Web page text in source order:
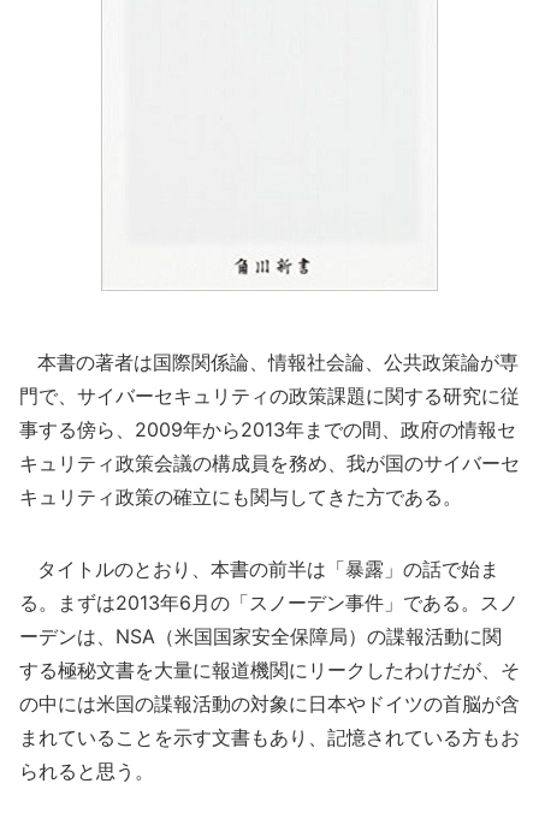
本書の著者は国際関係論、情報社会論、公共政策論が専
門で、サイバーセキュリティの政策課題に関する研究に従
事する傍ら、2009年から2013年までの間、政府の情報セ
キュリティ政策会議の構成員を務め、我が国のサイバーセ
キュリティ政策の確立にも関与してきた方である。
タイトルのとおり、本書の前半は「暴露」の話で始ま
る。まずは2013年6月の「スノーデン事件」である。スノ
ーデンは、NSA（米国国家安全保障局）の諜報活動に関
する極秘文書を大量に報道機関にリークしたわけだが、そ
の中には米国の諜報活動の対象に日本やドイツの首脳が含
まれていることを示す文書もあり、記憶されている方もお
られると思う。